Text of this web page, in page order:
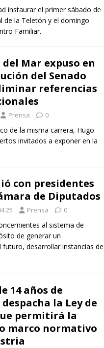
instaurar el primer sábado de
de la Teletón y el domingo
Familiar.
del Mar expuso en
del Senado
referencias
Prensa 0
de la misma carrera, Hugo
invitados a exponer en la
con presidentes
de Diputados
Prensa 0
al sistema de
de generar un
desarrollar instancias de
14 años de
la Ley de
permitirá la
marco normativo